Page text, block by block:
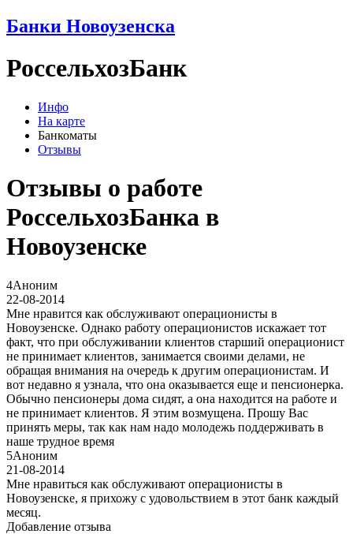
Банки Новоузенска
РоссельхозБанк
Инфо
На карте
Банкоматы
Отзывы
Отзывы о работе
РоссельхозБанка в
Новоузенске
4Аноним
22-08-2014
Мне нравится как обслуживают операционисты в
Новоузенске. Однако работу операционистов искажает тот
факт, что при обслуживании клиентов старший операционист
не принимает клиентов, занимается своими делами, не
обращая внимания на очередь к другим операционистам. И
вот недавно я узнала, что она оказывается еще и пенсионерка.
Обычно пенсионеры дома сидят, а она находится на работе и
не принимает клиентов. Я этим возмущена. Прошу Вас
принять меры, так как нам надо молодежь поддерживать в
наше трудное время
5Аноним
21-08-2014
Мне нравиться как обслуживают операционисты в
Новоузенске, я прихожу с удовольствием в этот банк каждый
месяц.
Добавление отзыва